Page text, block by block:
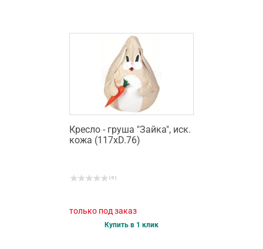
Кресло - груша "Зайка", иск.
кожа (117хD.76)
( 0 )
только под заказ
Купить в 1 клик